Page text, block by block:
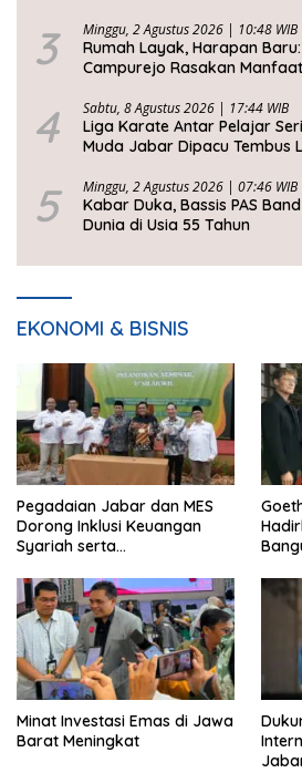
3 Minggu, 2 Agustus 2026 | 10:48 WIB
Rumah Layak, Harapan
Campurejo Rasakan Manfaat
4 Sabtu, 8 Agustus 2026 | 17:44 WIB
Liga Karate Antar Pelajar
Muda Jabar Dipacu Tembus
5 Minggu, 2 Agustus 2026 | 07:46 WIB
Kabar Duka, Bassis PAS
Dunia di Usia 55 Tahun
EKONOMI & BISNIS
Pegadaian Jabar dan MES
Dorong Inklusi Keuangan
Syariah serta
Minat Investasi Emas di Jawa
Barat Meningkat